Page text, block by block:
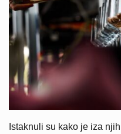
Istaknuli su kako je iza